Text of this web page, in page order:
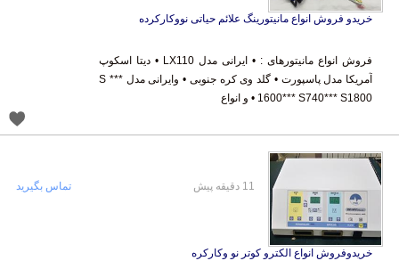
خریدو فروش انواع مانیتورینگ علائم حیاتی نووکارکرده
فروش انواع مانیتورهای : • ایرانی مدل LX110 • دیتا اسکوپ
آمریکا مدل پاسپورت • گلد وی کره جنوبی • وایرانی مدل *** S
1600*** S740*** S1800 • و انواع
خریدوفروش انواع الکترو کوتر نو وکارکره
11 دقیقه پیش تماس بگیرید